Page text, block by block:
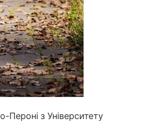
Пероні з Університету